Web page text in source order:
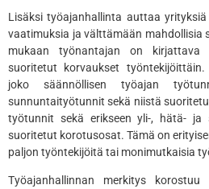
Lisäksi työajanhallinta auttaa
vaatimuksia ja välttämään mahdollisia
mukaan työnantajan on
suoritetut korvaukset
joko säännöllisen työajan
sunnuntaityötunnit sekä niistä
työtunnit sekä erikseen yli-, hätä- ja
suoritetut korotusosat. Tämä on
paljon työntekijöitä tai monimutkaisia
Työajanhallinnan merkitys